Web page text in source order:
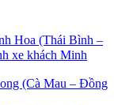
Hoa (Thái Bình –
xe khách Minh
(Cà Mau – Đồng